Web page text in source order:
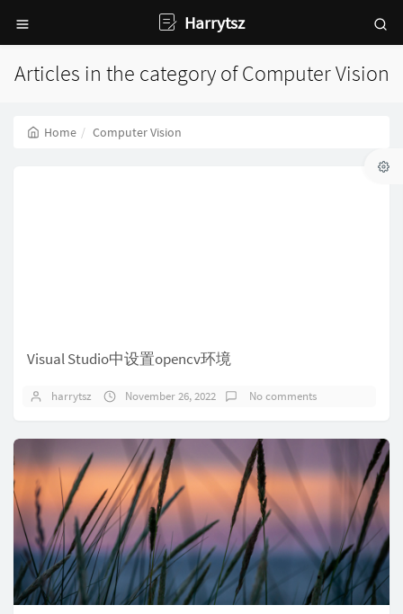
Harrytsz
Articles in the category of Computer Vision
Home Computer Vision
Visual Studio中设置opencv环境
harrytsz November 26, 2022 No comments